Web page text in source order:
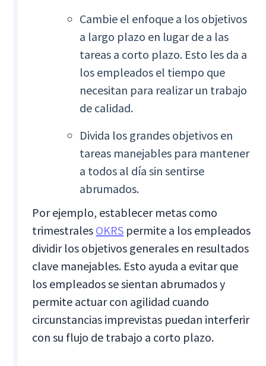
Cambie el enfoque a los objetivos
a largo plazo en lugar de a las
tareas a corto plazo. Esto les da a
los empleados el tiempo que
necesitan para realizar un trabajo
de calidad.
Divida los grandes objetivos en
tareas manejables para mantener
a todos al día sin sentirse
abrumados.
Por ejemplo, establecer metas como
trimestrales OKRS permite a los empleados
dividir los objetivos generales en resultados
clave manejables. Esto ayuda a evitar que
los empleados se sientan abrumados y
permite actuar con agilidad cuando
circunstancias imprevistas puedan interferir
con su flujo de trabajo a corto plazo.